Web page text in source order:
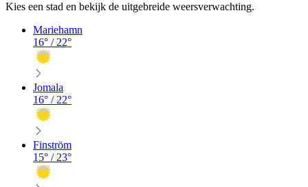
Kies een stad en bekijk de uitgebreide weersverwachting.
Mariehamn
16° / 22°
Jomala
16° / 22°
Finström
15° / 23°